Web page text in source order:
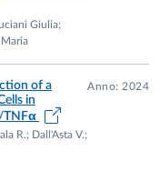
Giulia;
of a
in
TNFα
R.; Dall'Asta V.;
Anno: 2024